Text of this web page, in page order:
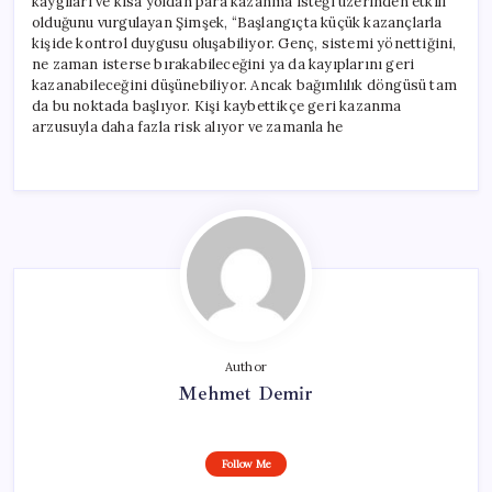
olduğunu vurgulayan Şimşek, “Başlangıçta küçük kazançlarla
kişide kontrol duygusu oluşabiliyor. Genç, sistemi yönettiğini,
ne zaman isterse bırakabileceğini ya da kayıplarını geri
kazanabileceğini düşünebiliyor. Ancak bağımlılık döngüsü tam
da bu noktada başlıyor. Kişi kaybettikçe geri kazanma
arzusuyla daha fazla risk alıyor ve zamanla he
Author
Mehmet Demir
Follow Me